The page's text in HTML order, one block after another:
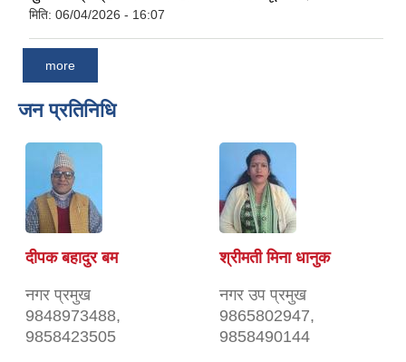
मिति: 06/04/2026 - 16:07
more
जन प्रतिनिधि
दीपक बहादुर बम
नगर प्रमुख
9848973488,
9858423505
श्रीमती मिना धानुक
नगर उप प्रमुख
9865802947,
9858490144